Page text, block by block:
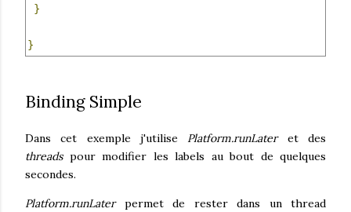
}
}
Binding Simple
Dans cet exemple j'utilise Platform.runLateret des
threadspour modifier les labels au bout de quelques
secondes.
Platform.runLaterpermet de rester dans un thread